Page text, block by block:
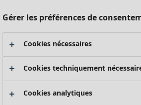
Gérer les préférences de
Cookies nécessaires
Cookies techniquement
Cookies analytiques